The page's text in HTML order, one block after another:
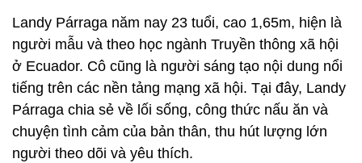
Landy Párraga năm nay 23 tuổi, cao 1,65m, hiện là
người mẫu và theo học ngành Truyền thông xã hội
ở Ecuador. Cô cũng là người sáng tạo nội dung nổi
tiếng trên các nền tảng mạng xã hội. Tại đây, Landy
Párraga chia sẻ về lối sống, công thức nấu ăn và
chuyện tình cảm của bản thân, thu hút lượng lớn
người theo dõi và yêu thích.